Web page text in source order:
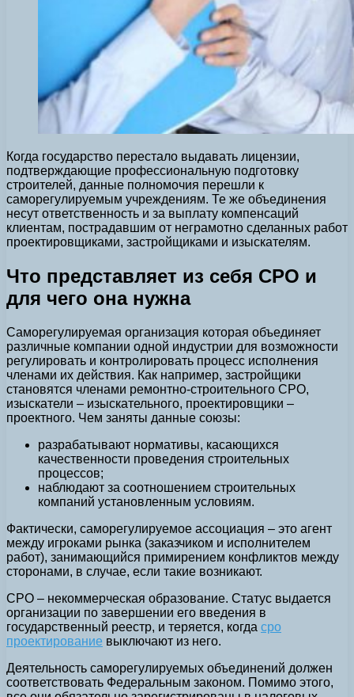
Когда государство перестало выдавать лицензии,
подтверждающие профессиональную подготовку
строителей, данные полномочия перешли к
саморегулируемым учреждениям. Те же объединения
несут ответственность и за выплату компенсаций
клиентам, пострадавшим от неграмотно сделанных работ
проектировщиками, застройщиками и изыскателям.
Что представляет из себя СРО и
для чего она нужна
Саморегулируемая организация которая объединяет
различные компании одной индустрии для возможности
регулировать и контролировать процесс исполнения
членами их действия. Как например, застройщики
становятся членами ремонтно-строительного СРО,
изыскатели – изыскательного, проектировщики –
проектного. Чем заняты данные союзы:
разрабатывают нормативы, касающихся
качественности проведения строительных
процессов;
наблюдают за соотношением строительных
компаний установленным условиям.
Фактически, саморегулируемое ассоциация – это агент
между игроками рынка (заказчиком и исполнителем
работ), занимающийся примирением конфликтов между
сторонами, в случае, если такие возникают.
СРО – некоммерческая образование. Статус выдается
организации по завершении его введения в
государственный реестр, и теряется, когда сро
проектирование выключают из него.
Деятельность саморегулируемых объединений должен
соответствовать Федеральным законом. Помимо этого,